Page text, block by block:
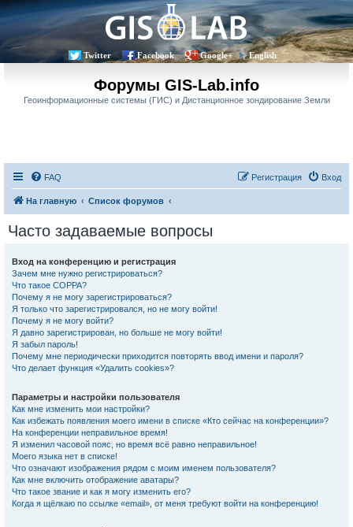
Twitter Facebook Google+ English
Форумы GIS-Lab.info
Геоинформационные системы (ГИС) и Дистанционное зондирование Земли
FAQ Вход
Регистрация
На главную Список форумов
Часто задаваемые вопросы
Вход на конференцию и регистрация
Зачем мне нужно регистрироваться?
Что такое COPPA?
Почему я не могу зарегистрироваться?
Я только что зарегистрировался, но не могу войти!
Почему я не могу войти?
Я давно зарегистрирован, но больше не могу войти!
Я забыл пароль!
Почему мне периодически приходится повторять ввод имени и пароля?
Что делает функция «Удалить cookies»?
Параметры и настройки пользователя
Как мне изменить мои настройки?
Как избежать появления моего имени в списке «Кто сейчас на конференции»?
На конференции неправильное время!
Я изменил часовой пояс, но время всё равно неправильное!
Моего языка нет в списке!
Что означают изображения рядом с моим именем пользователя?
Как мне включить отображение аватары?
Что такое звание и как я могу изменить его?
Когда я щёлкаю по ссылке «email», от меня требуют войти на конференцию!